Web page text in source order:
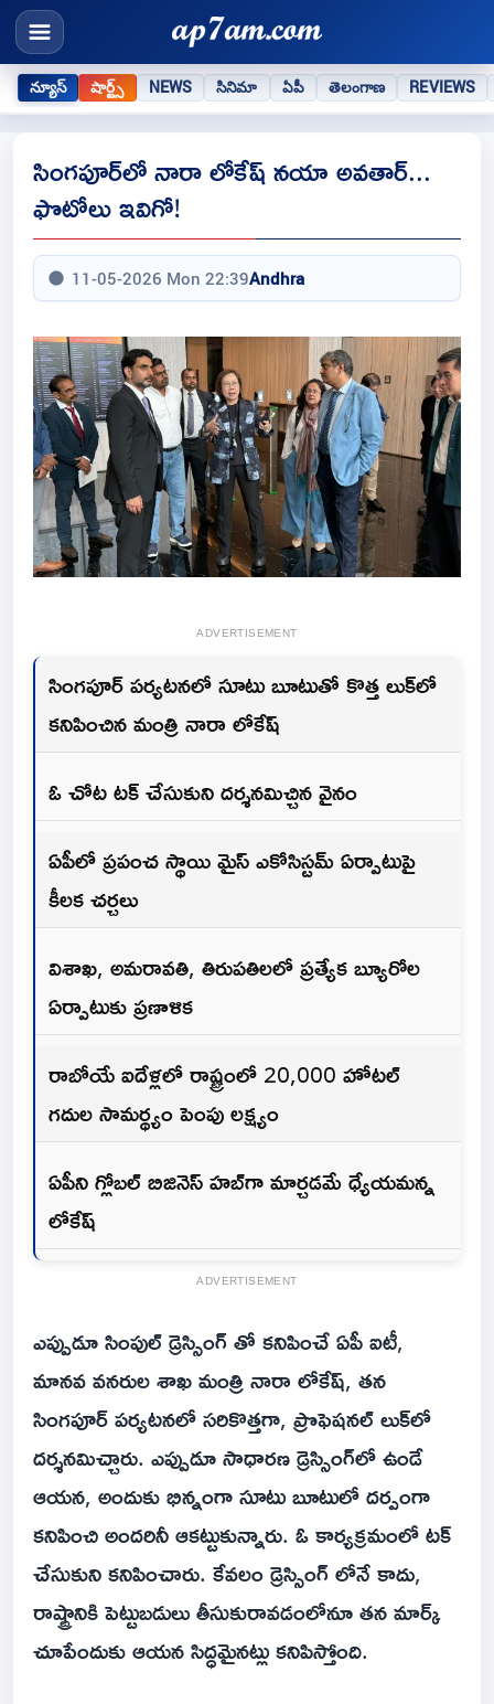
న్యూస్ షార్ట్స్ NEWS సినిమా ఏపీ తెలంగాణ REVIEWS
సింగపూర్‌లో నారా లోకేష్ నయా అవతార్...
ఫొటోలు ఇవిగో!
11-05-2026 Mon 22:39Andhra
ADVERTISEMENT
సింగపూర్ పర్యటనలో సూటు బూటుతో కొత్త లుక్‌లో
కనిపించిన మంత్రి నారా లోకేష్
ఓ చోట టక్ చేసుకుని దర్శనమిచ్చిన వైనం
ఏపీలో ప్రపంచ స్థాయి మైస్ ఎకోసిస్టమ్ ఏర్పాటుపై
కీలక చర్చలు
విశాఖ, అమరావతి, తిరుపతిలలో ప్రత్యేక బ్యూరోల
ఏర్పాటుకు ప్రణాళిక
రాబోయే ఐదేళ్లలో రాష్ట్రంలో 20,000 హోటల్
గదుల సామర్థ్యం పెంపు లక్ష్యం
ఏపీని గ్లోబల్ బిజినెస్ హబ్‌గా మార్చడమే ధ్యేయమన్న
లోకేష్
ADVERTISEMENT
ఎప్పుడూ సింపుల్ డ్రెస్సింగ్ తో కనిపించే ఏపీ ఐటీ,
మానవ వనరుల శాఖ మంత్రి నారా లోకేష్, తన
సింగపూర్ పర్యటనలో సరికొత్తగా, ప్రొఫెషనల్ లుక్‌లో
దర్శనమిచ్చారు. ఎప్పుడూ సాధారణ డ్రెస్సింగ్‌లో ఉండే
ఆయన, అందుకు భిన్నంగా సూటు బూటులో దర్పంగా
కనిపించి అందరినీ ఆకట్టుకున్నారు. ఓ కార్యక్రమంలో టక్
చేసుకుని కనిపించారు. కేవలం డ్రెస్సింగ్ లోనే కాదు,
రాష్ట్రానికి పెట్టుబడులు తీసుకురావడంలోనూ తన మార్క్
చూపేందుకు ఆయన సిద్ధమైనట్లు కనిపిస్తోంది.